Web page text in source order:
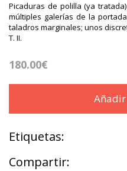
Picaduras de polilla (ya
múltiples galerías de la
taladros marginales; unos
T. II.
180.00€
Etiquetas:
Compartir: